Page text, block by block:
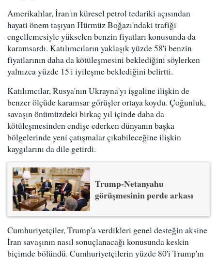
Amerikalılar, İran'ın küresel petrol tedariki açısından
hayati önem taşıyan Hürmüz Boğazı'ndaki trafiği
engellemesiyle yükselen benzin fiyatları konusunda da
karamsardı. Katılımcıların yaklaşık yüzde 58'i benzin
fiyatlarının daha da kötüleşmesini beklediğini söylerken
yalnızca yüzde 15'i iyileşme beklediğini belirtti.
Katılımcılar, Rusya'nın Ukrayna'yı işgaline ilişkin de
benzer ölçüde karamsar görüşler ortaya koydu. Çoğunluk,
savaşın önümüzdeki birkaç yıl içinde daha da
kötüleşmesinden endişe ederken dünyanın başka
bölgelerinde yeni çatışmalar çıkabileceğine ilişkin
kaygılarını da dile getirdi.
Trump-Netanyahu
görüşmesinin perde arkası
Cumhuriyetçiler, Trump'a verdikleri genel desteğin aksine
İran savaşının nasıl sonuçlanacağı konusunda keskin
biçimde bölündü. Cumhuriyetçilerin yüzde 80'i Trump'ın